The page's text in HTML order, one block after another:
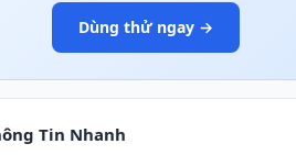
Dùng thử ngay →
Tin Nhanh